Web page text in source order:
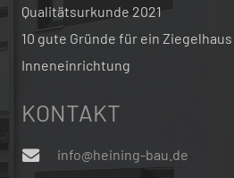
Qualitätsurkunde 2021
10 gute Gründe für ein Ziegelhaus
Inneneinrichtung
KONTAKT
info@heining-bau.de